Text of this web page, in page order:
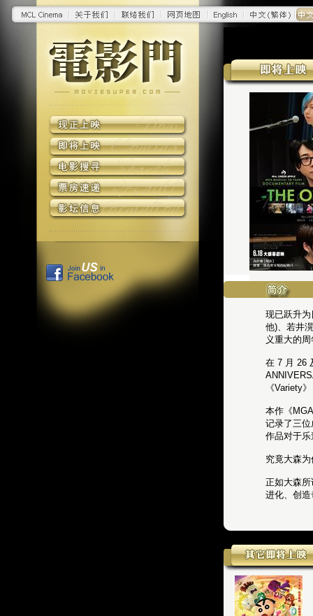
现已跃升
他)、若井
义重大的
在 7 月 26
《Variety
本作《
记录了三
作品对于
究竟大森
正如大森
进化、创